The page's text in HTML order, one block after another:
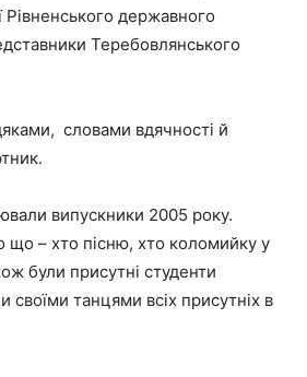
Рівненського державного
Теребовлянського
словами вдячності й
випускники 2005 року.
що – хто пісню, хто коломийку у
були присутні студенти
танцями всіх присутніх в